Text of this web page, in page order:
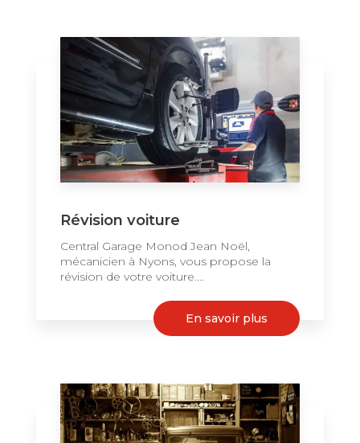
Révision voiture
Central Garage Monod Jean Noël,
mécanicien à Nyons, vous propose la
révision de votre voiture....
En savoir plus